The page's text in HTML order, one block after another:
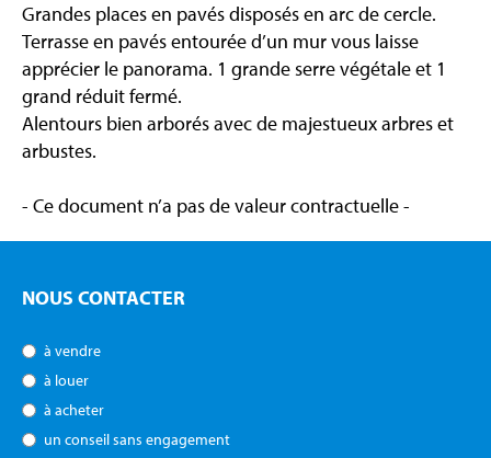
Grandes places en pavés disposés en arc de cercle.
Terrasse en pavés entourée d’un mur vous laisse
apprécier le panorama. 1 grande serre végétale et 1
grand réduit fermé.
Alentours bien arborés avec de majestueux arbres et
arbustes.
- Ce document n’a pas de valeur contractuelle -
NOUS CONTACTER
à vendre
à louer
à acheter
un conseil sans engagement